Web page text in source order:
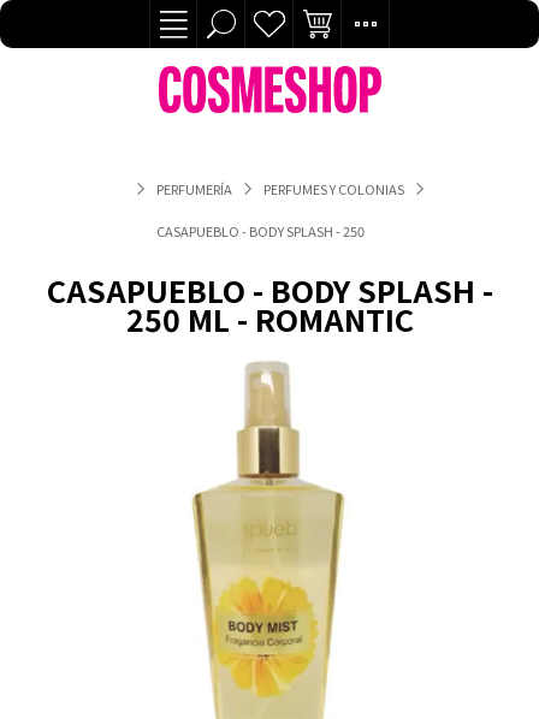
PERFUMERÍA PERFUMES Y COLONIAS
CASAPUEBLO - BODY SPLASH - 250 ML - ROMANTIC
CASAPUEBLO - BODY SPLASH -
250 ML - ROMANTIC